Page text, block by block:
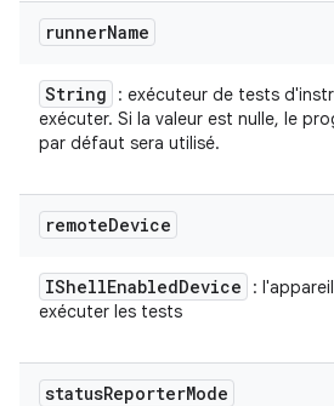
runnerName
String
: exécuteur de tests
exécuter. Si la valeur est nulle, le
par défaut sera utilisé.
remoteDevice
IShellEnabledDevice
:
exécuter les tests
statusReporterMode